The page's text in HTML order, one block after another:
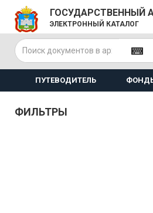
ГОСУДАРСТВЕННЫЙ
ЭЛЕКТРОННЫЙ КАТАЛОГ
ПУТЕВОДИТЕЛЬ
ФИЛЬТРЫ